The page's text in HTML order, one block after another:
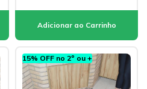
15% OFF no 2º ou +